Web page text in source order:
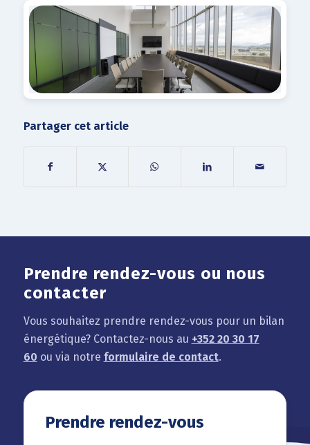
Partager cet article
Prendre rendez-vous ou nous
contacter
Vous souhaitez prendre rendez-vous pour un bilan
énergétique? Contactez-nous au +352 20 30 17
60 ou via notre formulaire de contact.
Prendre rendez-vous